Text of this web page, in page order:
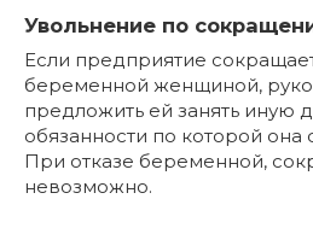
Увольнение по
Если предприятие
беременной женщиной,
предложить ей занять иную
обязанности по которой она
При отказе беременной,
невозможно.